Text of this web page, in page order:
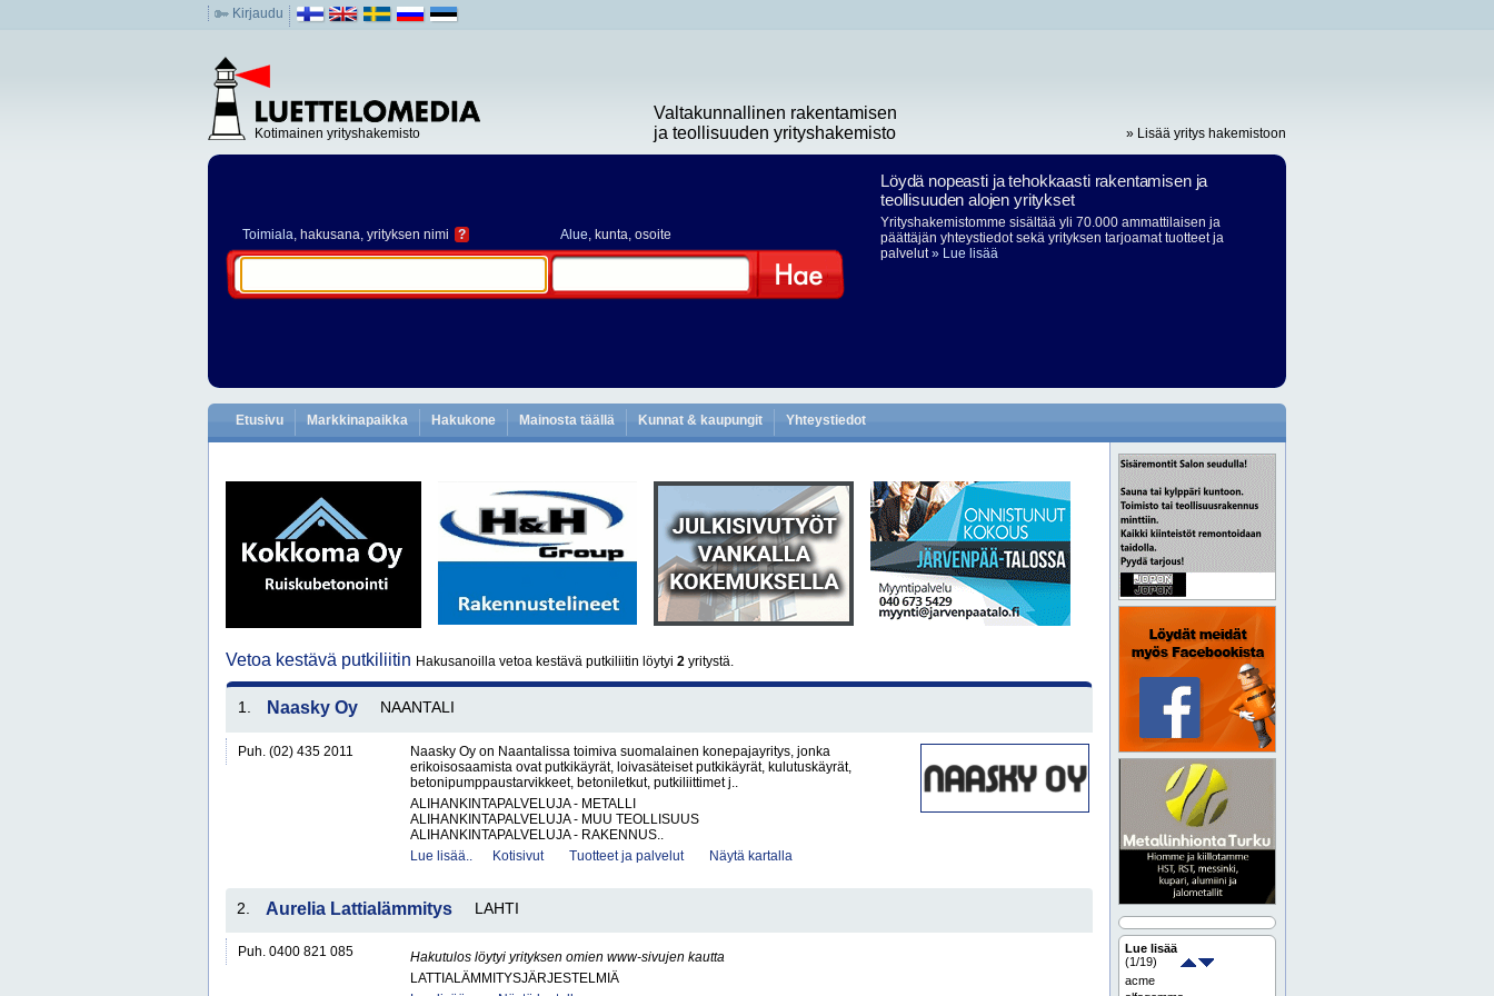
Kirjaudu
Kotimainen yrityshakemisto
Valtakunnallinen rakentamisen
ja teollisuuden yrityshakemisto
» Lisää yritys hakemistoon
Toimiala, hakusana, yrityksen nimi ? Alue, kunta, osoite
Löydä nopeasti ja tehokkaasti rakentamisen ja
teollisuuden alojen yritykset
Yrityshakemistomme sisältää yli 70.000 ammattilaisen ja
päättäjän yhteystiedot sekä yrityksen tarjoamat tuotteet ja
palvelut» Lue lisää
Etusivu Markkinapaikka Hakukone Mainosta täällä Kunnat & kaupungit Yhteystiedot
Vetoa kestävä putkiliitin Hakusanoilla vetoa kestävä putkiliitin löytyi 2 yritystä.
1. Naasky Oy NAANTALI
Puh. (02) 435 2011
Naasky Oy on Naantalissa toimiva suomalainen konepajayritys, jonka
erikoisosaamista ovat putkikäyrät, loivasäteiset putkikäyrät, kulutuskäyrät,
betonipumppaustarvikkeet, betoniletkut, putkiliittimet j..
ALIHANKINTAPALVELUJA - METALLI
ALIHANKINTAPALVELUJA - MUU TEOLLISUUS
ALIHANKINTAPALVELUJA - RAKENNUS..
Lue lisää..
Kotisivut Tuotteet ja palvelut Näytä kartalla
2. Aurelia Lattialämmitys LAHTI
Puh. 0400 821 085
Hakutulos löytyi yrityksen omien www-sivujen kautta
LATTIALÄMMITYSJÄRJESTELMIÄ
Lue lisää
(1/19)
acme